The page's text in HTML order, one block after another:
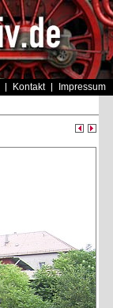
Kontakt Impressum